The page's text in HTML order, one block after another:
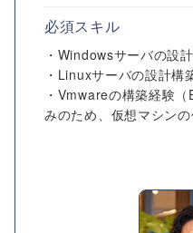
必須スキル
・Windowsサーバの設
・Linuxサーバの設計構
・Vmwareの構築経験
みのため、仮想マシンの